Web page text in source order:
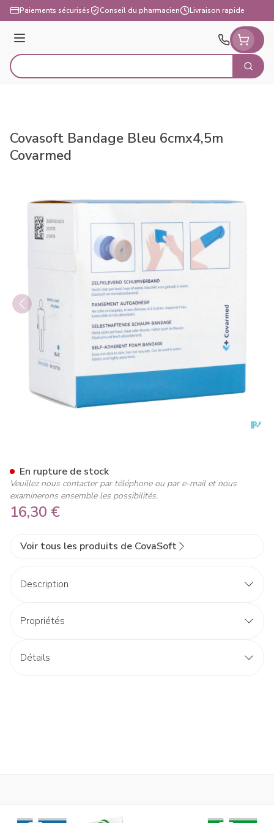
Aller au contenu
Paiements sécurisés Conseil du pharmacien Livraison rapide
Menu
Rechercher
Covasoft Bandage Bleu 6cmx4,5m
Covarmed
16,30 €
En rupture de stock
Veuillez nous contacter par téléphone ou par e-mail et nous
examinerons ensemble les possibilités.
Voir tous les produits de CovaSoft
Description
Propriétés
Détails